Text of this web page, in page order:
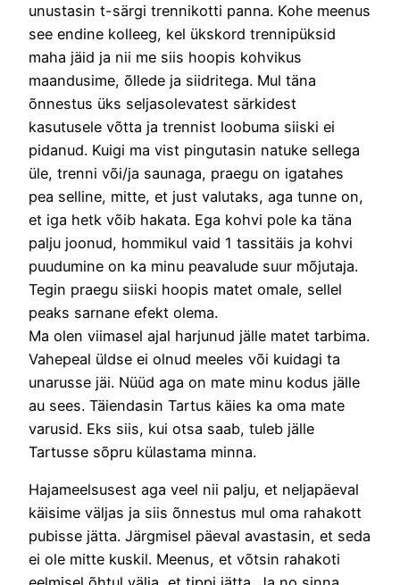
unustasin t-särgi trennikotti panna. Kohe meenus
see endine kolleeg, kel ükskord trennipüksid
maha jäid ja nii me siis hoopis kohvikus
maandusime, õllede ja siidritega. Mul täna
õnnestus üks seljasolevatest särkidest
kasutusele võtta ja trennist loobuma siiski ei
pidanud. Kuigi ma vist pingutasin natuke sellega
üle, trenni või/ja saunaga, praegu on igatahes
pea selline, mitte, et just valutaks, aga tunne on,
et iga hetk võib hakata. Ega kohvi pole ka täna
palju joonud, hommikul vaid 1 tassitäis ja kohvi
puudumine on ka minu peavalude suur mõjutaja.
Tegin praegu siiski hoopis matet omale, sellel
peaks sarnane efekt olema.
Ma olen viimasel ajal harjunud jälle matet tarbima.
Vahepeal üldse ei olnud meeles või kuidagi ta
unarusse jäi. Nüüd aga on mate minu kodus jälle
au sees. Täiendasin Tartus käies ka oma mate
varusid. Eks siis, kui otsa saab, tuleb jälle
Tartusse sõpru külastama minna.
Hajameelsusest aga veel nii palju, et neljapäeval
käisime väljas ja siis õnnestus mul oma rahakott
pubisse jätta. Järgmisel päeval avastasin, et seda
ei ole mitte kuskil. Meenus, et võtsin rahakoti